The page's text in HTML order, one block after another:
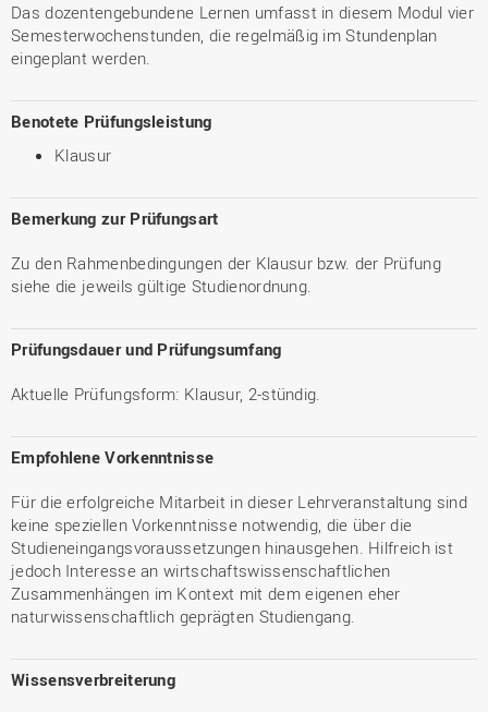
Das dozentengebundene Lernen umfasst in diesem Modul vier
Semesterwochenstunden, die regelmäßig im Stundenplan
eingeplant werden.
Benotete Prüfungsleistung
Klausur
Bemerkung zur Prüfungsart
Zu den Rahmenbedingungen der Klausur bzw. der Prüfung
siehe die jeweils gültige Studienordnung.
Prüfungsdauer und Prüfungsumfang
Aktuelle Prüfungsform: Klausur, 2-stündig.
Empfohlene Vorkenntnisse
Für die erfolgreiche Mitarbeit in dieser Lehrveranstaltung sind
keine speziellen Vorkenntnisse notwendig, die über die
Studieneingangsvoraussetzungen hinausgehen. Hilfreich ist
jedoch Interesse an wirtschaftswissenschaftlichen
Zusammenhängen im Kontext mit dem eigenen eher
naturwissenschaftlich geprägten Studiengang.
Wissensverbreiterung